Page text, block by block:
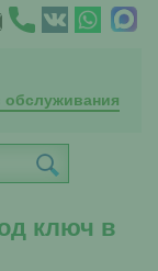
обслуживания
ключ в